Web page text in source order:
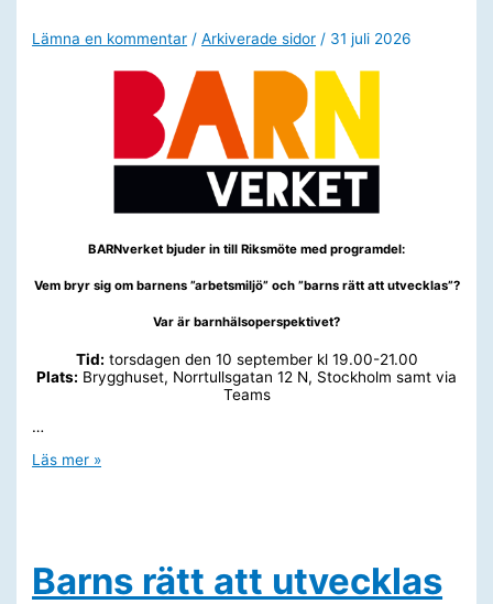
Lämna en kommentar /Arkiverade sidor / 31 juli 2026
BARNverket bjuder in till Riksmöte med programdel:
Vem bryr sig om barnens ”arbetsmiljö” och ”barns rätt att utvecklas”?
Var är barnhälsoperspektivet?
Tid: torsdagen den 10 september kl 19.00-21.00
Plats: Brygghuset, Norrtullsgatan 12 N, Stockholm samt via
Teams
…
Välkomna
Läs mer »
Barns rätt att utvecklas